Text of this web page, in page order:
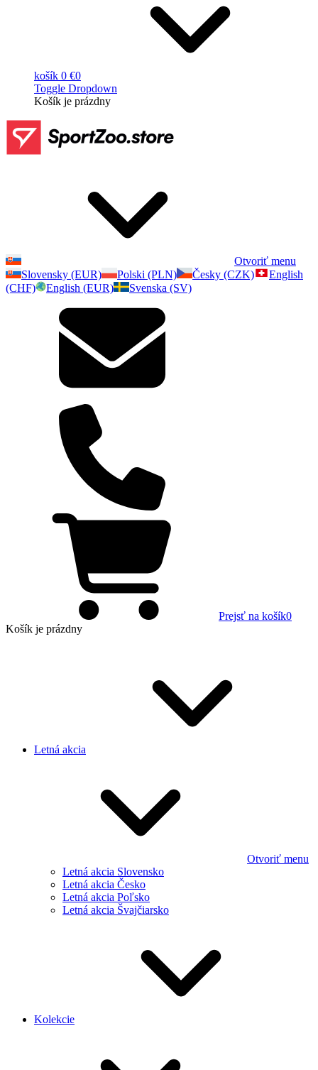
košík 0 €0
Toggle Dropdown
Košík je prázdny
Otvoriť menu
Slovensky (EUR)
Polski (PLN) Česky (CZK)
English
(CHF)
English (EUR) Svenska (SV)
Prejsť na košík0
Košík je prázdny
Letná akcia
Otvoriť menu
Letná akcia Slovensko
Letná akcia Česko
Letná akcia Poľsko
Letná akcia Švajčiarsko
Kolekcie